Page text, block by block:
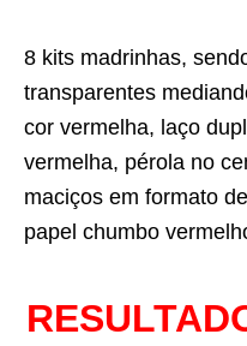
8 kits madrinhas,
transparentes
cor vermelha, laço
vermelha, pérola no
maciços em formato
papel chumbo